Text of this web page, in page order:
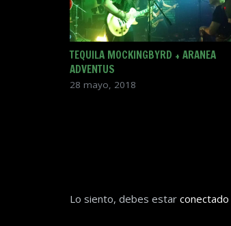
TEQUILA MOCKINGBYRD + ARANEA
ADVENTUS
28 mayo, 2018
Lo siento, debes estar conectado